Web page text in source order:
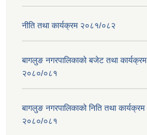
नीति तथा कार्यक्रम २०८१/०८२
बागलुङ नगरपालिकाको बजेट तथा कार्यक्रम
२०८०/०८१
बागलुङ नगरपालिकाको निति तथा कार्यक्रम
२०८०/०८१